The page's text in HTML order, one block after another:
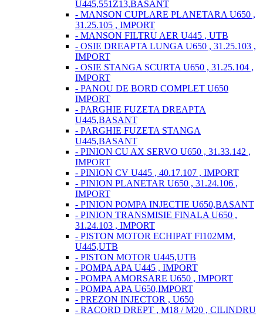
U445,551Z13,BASANT
- MANSON CUPLARE PLANETARA U650 ,
31.25.105 , IMPORT
- MANSON FILTRU AER U445 , UTB
- OSIE DREAPTA LUNGA U650 , 31.25.103 ,
IMPORT
- OSIE STANGA SCURTA U650 , 31.25.104 ,
IMPORT
- PANOU DE BORD COMPLET U650
IMPORT
- PARGHIE FUZETA DREAPTA
U445,BASANT
- PARGHIE FUZETA STANGA
U445,BASANT
- PINION CU AX SERVO U650 , 31.33.142 ,
IMPORT
- PINION CV U445 , 40.17.107 , IMPORT
- PINION PLANETAR U650 , 31.24.106 ,
IMPORT
- PINION POMPA INJECTIE U650,BASANT
- PINION TRANSMISIE FINALA U650 ,
31.24.103 , IMPORT
- PISTON MOTOR ECHIPAT FI102MM,
U445,UTB
- PISTON MOTOR U445,UTB
- POMPA APA U445 , IMPORT
- POMPA AMORSARE U650 , IMPORT
- POMPA APA U650,IMPORT
- PREZON INJECTOR , U650
- RACORD DREPT , M18 / M20 , CILINDRU